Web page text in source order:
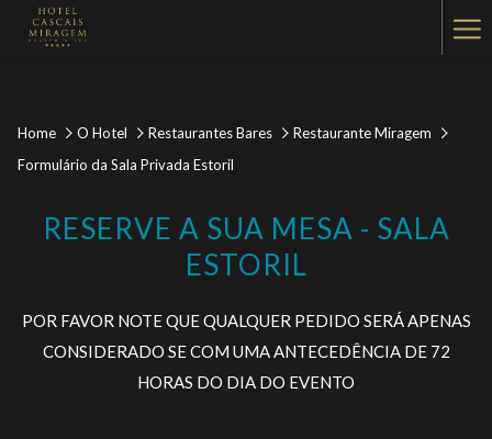
Home O Hotel Restaurantes Bares
Restaurante Miragem
Formulário da Sala Privada Estoril
RESERVE A SUA MESA - SALA
ESTORIL
POR FAVOR NOTE QUE QUALQUER PEDIDO SERÁ APENAS
CONSIDERADO SE COM UMA ANTECEDÊNCIA DE 72
HORAS DO DIA DO EVENTO